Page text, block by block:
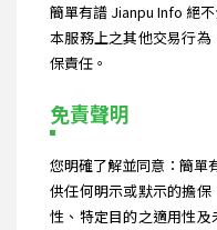
簡單有譜 Jianpu Info 絕
本服務上之其他交易行
保責任。
免責聲明
您明確了解並同意：簡單
供任何明示或默示的擔
性、特定目的之適用性